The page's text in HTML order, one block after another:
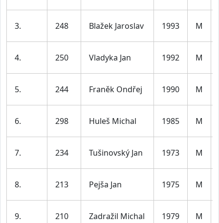
3. 248 Blažek Jaroslav 1993 M
4. 250 Vladyka Jan 1992 M
5. 244 Franěk Ondřej 1990 M
6. 298 Huleš Michal 1985 M
7. 234 Tušinovský Jan 1973 M
8. 213 Pejša Jan 1975 M
9. 210 Zadražil Michal 1979 M